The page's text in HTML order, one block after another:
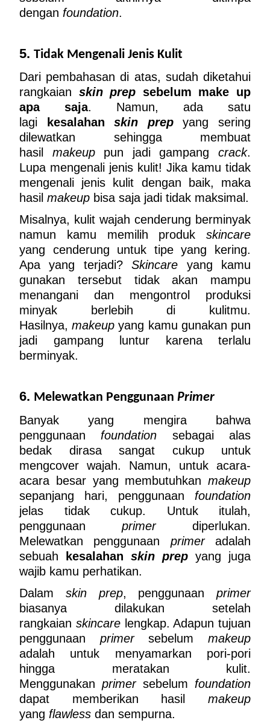
dengan foundation.
5. Tidak Mengenali Jenis Kulit
Dari pembahasan di atas, sudah diketahui
rangkaian skin prep sebelum make up
apa saja. Namun, ada satu
lagi
kesalahan skin prep yang sering
dilewatkan sehingga membuat
hasil makeup pun jadi gampang crack.
Lupa mengenali jenis kulit! Jika kamu tidak
mengenali jenis kulit dengan baik, maka
hasil makeup bisa saja jadi tidak maksimal.
Misalnya, kulit wajah cenderung berminyak
namun kamu memilih produk skincare
yang cenderung untuk tipe yang kering.
Apa yang terjadi? Skincare yang kamu
gunakan tersebut tidak akan mampu
menangani dan mengontrol produksi
minyak berlebih di kulitmu.
Hasilnya, makeup yang kamu gunakan pun
jadi gampang luntur karena terlalu
berminyak.
6. Melewatkan Penggunaan Primer
Banyak yang mengira bahwa
penggunaan foundation sebagai alas
bedak dirasa sangat cukup untuk
mengcover wajah. Namun, untuk acara-
acara besar yang membutuhkan makeup
sepanjang hari, penggunaan foundation
jelas tidak cukup. Untuk itulah,
penggunaan primer diperlukan.
Melewatkan penggunaan primer adalah
sebuah
kesalahan skin prep yang juga
wajib kamu perhatikan.
Dalam skin prep, penggunaan primer
biasanya dilakukan setelah
rangkaian skincare lengkap. Adapun tujuan
penggunaan primer sebelum makeup
adalah untuk menyamarkan pori-pori
hingga meratakan kulit.
Menggunakan primer sebelum foundation
dapat memberikan hasil makeup
yang flawless dan sempurna.